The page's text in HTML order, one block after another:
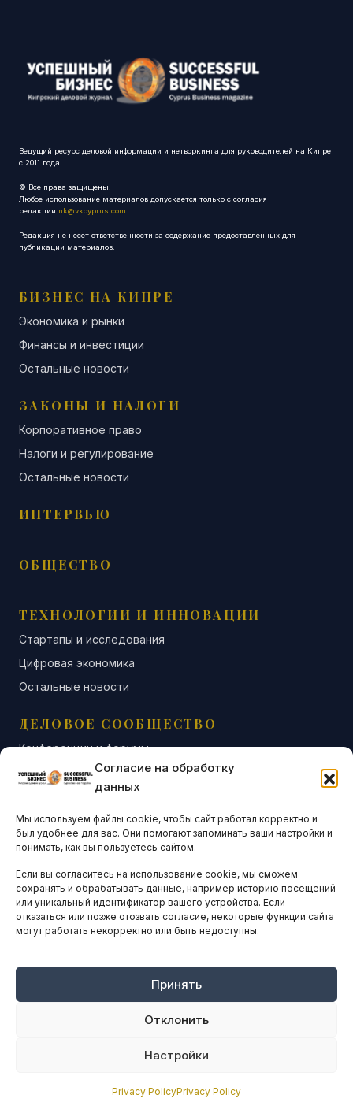
Согласие на обработку
данных
Мы используем файлы cookie, чтобы сайт работал корректно и
был удобнее для вас. Они помогают запоминать ваши настройки и
понимать, как вы пользуетесь сайтом.
Если вы согласитесь на использование cookie, мы сможем
сохранять и обрабатывать данные, например историю посещений
или уникальный идентификатор вашего устройства. Если
отказаться или позже отозвать согласие, некоторые функции сайта
могут работать некорректно или быть недоступны.
Принять
Отклонить
Настройки
Privacy PolicyPrivacy Policy
Ведущий ресурс деловой информации и нетворкинга для руководителей на Кипре
с 2011 года.
© Все права защищены.
Любое использование материалов допускается только с согласия
редакции nk@vkcyprus.com
Редакция не несет ответственности за содержание предоставленных для
публикации материалов.
БИЗНЕС НА КИПРЕ
Экономика и рынки
Финансы и инвестиции
Остальные новости
ЗАКОНЫ И НАЛОГИ
Корпоративное право
Налоги и регулирование
Остальные новости
ИНТЕРВЬЮ
ОБЩЕСТВО
ТЕХНОЛОГИИ И ИННОВАЦИИ
Стартапы и исследования
Цифровая экономика
Остальные новости
ДЕЛОВОЕ СООБЩЕСТВО
Конференции и форумы
Бизнес-клубы и ассоциации
Остальные новости
АНАЛИТИКА И СТАТИСТИКА
ARTICLES IN ENGLISH
НАВИГАЦИЯ
Оплата онлайн